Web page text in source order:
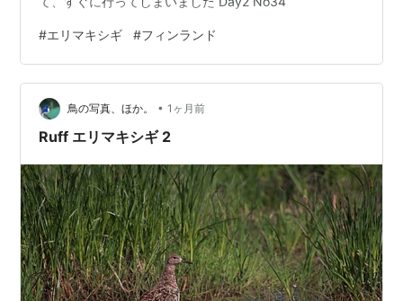
#エリマキシギ #フィンランド
鳥の写真、ほか。 • 1ヶ月前
Ruff エリマキシギ 2